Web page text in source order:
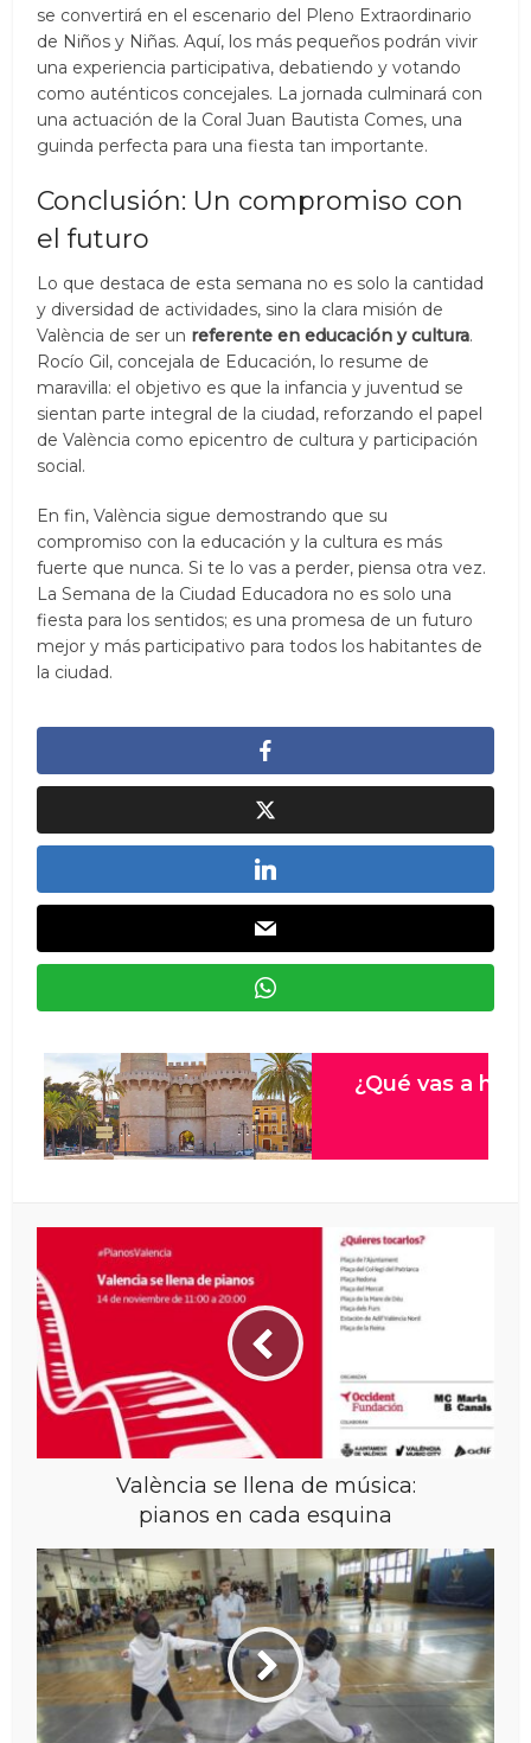
se convertirá en el escenario del Pleno Extraordinario
de Niños y Niñas. Aquí, los más pequeños podrán vivir
una experiencia participativa, debatiendo y votando
como auténticos concejales. La jornada culminará con
una actuación de la Coral Juan Bautista Comes, una
guinda perfecta para una fiesta tan importante.
Conclusión: Un compromiso con
el futuro
Lo que destaca de esta semana no es solo la cantidad
y diversidad de actividades, sino la clara misión de
València de ser un referente en educación y cultura.
Rocío Gil, concejala de Educación, lo resume de
maravilla: el objetivo es que la infancia y juventud se
sientan parte integral de la ciudad, reforzando el papel
de València como epicentro de cultura y participación
social.
En fin, València sigue demostrando que su
compromiso con la educación y la cultura es más
fuerte que nunca. Si te lo vas a perder, piensa otra vez.
La Semana de la Ciudad Educadora no es solo una
fiesta para los sentidos; es una promesa de un futuro
mejor y más participativo para todos los habitantes de
la ciudad.
València se llena de música:
pianos en cada esquina